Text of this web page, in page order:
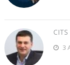
3